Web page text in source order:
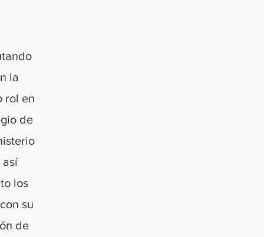
la
rol en
de
así
los
su
de